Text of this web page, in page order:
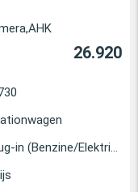
26.920
in (Benzine/Elektrisch)